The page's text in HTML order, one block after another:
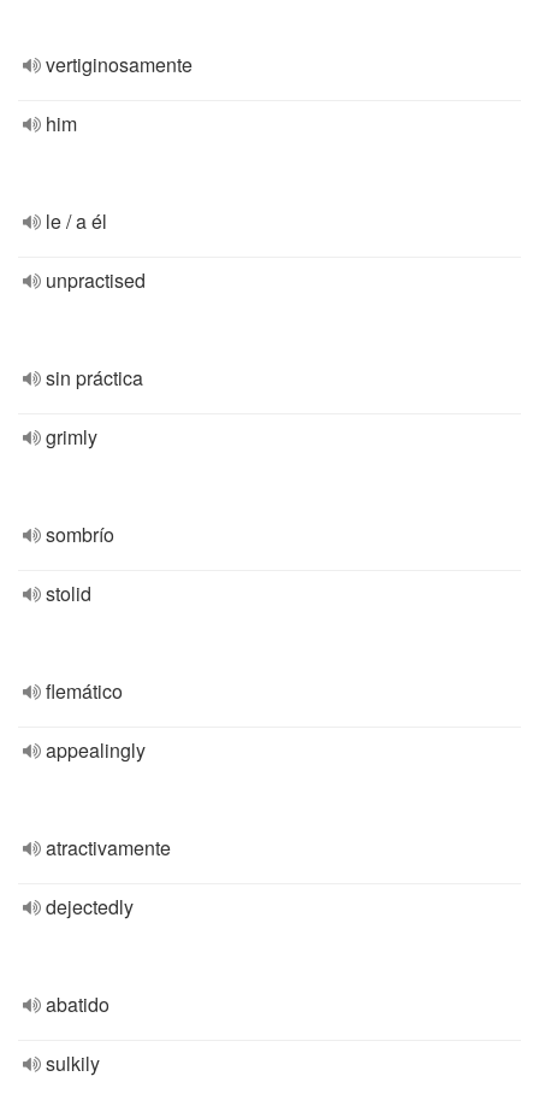
vertiginosamente
him
le / a él
unpractised
sin práctica
grimly
sombrío
stolid
flemático
appealingly
atractivamente
dejectedly
abatido
sulkily